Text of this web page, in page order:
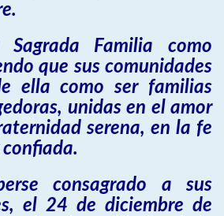
Familia como
que sus comunidades
ella como ser familias
unidas en el amor
serena, en la fe
consagrado a sus
el 24 de diciembre de